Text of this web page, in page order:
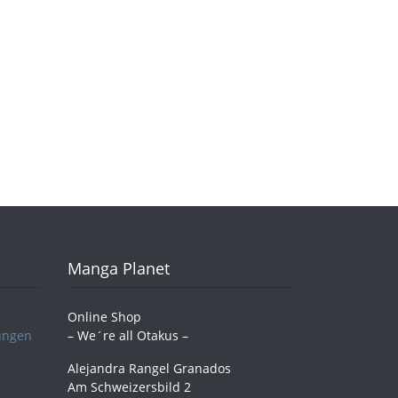
Manga Planet
Online Shop
– We´re all Otakus –
Alejandra Rangel Granados
Am Schweizersbild 2